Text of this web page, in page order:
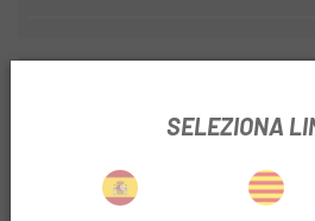
RANGE EXTENDER RS 252WH
SELEZIONA